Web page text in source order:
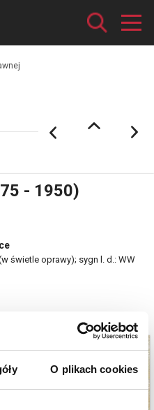
O plikach cookies
- 1950)
świetle oprawy); sygn l. d.: WW